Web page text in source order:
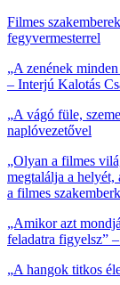
Filmes
fegyvermesterrel
„A zenének
– Interjú Kalotás
„A vágó füle,
naplóvezetővel
„Olyan a filmes
megtalálja a
a filmes
„Amikor azt
feladatra figyelsz”
„A hangok titkos